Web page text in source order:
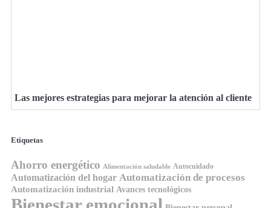
Las mejores estrategias para mejorar la atención al cliente
Etiquetas
Ahorro energético Alimentación saludable Autocuidado
Automatización del hogar Automatización de procesos
Automatización industrial Avances tecnológicos